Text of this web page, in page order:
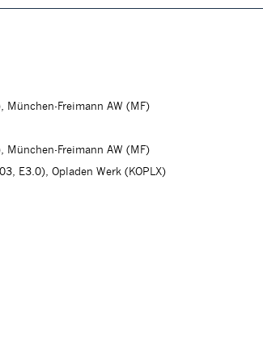
München-Freimann AW (MF)
München-Freimann AW (MF)
E3.0), Opladen Werk (KOPLX)